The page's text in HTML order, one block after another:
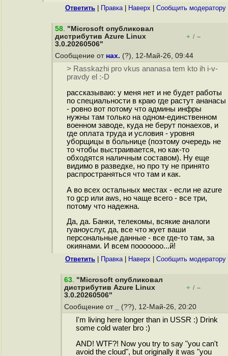
Ответить Правка| Наверх Cообщить модератору
58. "Microsoft опубликовал
дистрибутив Azure Linux
3.0.20260506"
+ / –
Сообщение от нах. (?), 12-Май-26, 09:44
> Rasskazhi pro vkus ananasa tem kto ih i-v-
pravdy el :-D
рассказываю: у меня нет и не будет работы
по специальности в краю где растут ананасы
- ровно вот потому что админы инфры
нужны там только на одном-единственном
военном заводе, куда не берут понаехов, и
где оплата труда и условия - уровня
уборщицы в больнице (поэтому очередь не
то чтобы выстраивается, но как-то
обходятся наличным составом). Ну еще
видимо в разведке, но про ту не принято
распространяться что там и как.
А во всех остальных местах - если не azure
то gcp или aws, но чаще всего - все три,
потому что надежна.
Да, да. Банки, телекомы, всякие аналоги
гуаноуслуг, да, все что жует ваши
персональные данные - все где-то там, за
окиянами. И всем пооооооо...й!
Ответить Правка| Наверх Cообщить модератору
63. "Microsoft опубликовал
дистрибутив Azure Linux
3.0.20260506"
+ / –
Сообщение от (??), 12-Май-26, 20:20
I'm living here longer than in USSR :) Drink
some cold water bro :)
AND! WTF?! Now you try to say "you can't
avoid the cloud", but originally it was "you